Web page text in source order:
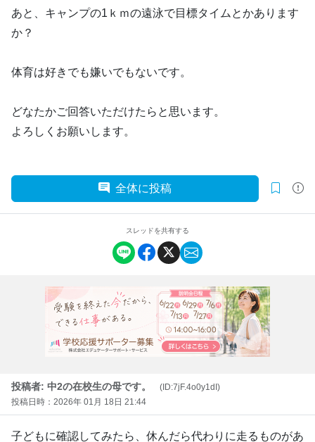
あと、キャンプの1ｋｍの遠泳で目標タイムとかあります
か？
体育は好きでも嫌いでもないです。
どなたかご回答いただけたらと思います。
よろしくお願いします。
全体に投稿
スレッドを共有する
投稿者: 中2の在校生の母です。
(ID:7jF.4o0y1dI)
投稿日時：2026年 01月 18日 21:44
子どもに確認してみたら、休んだら代わりに走るものがあ